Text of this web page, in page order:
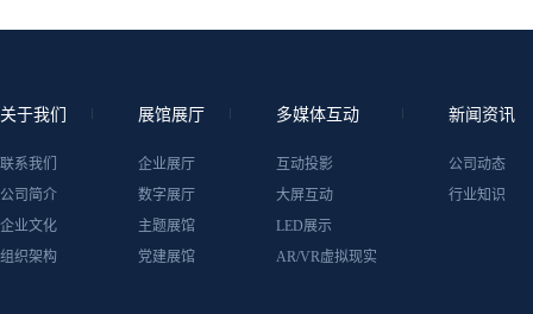
关于我们
联系我们
公司简介
企业文化
组织架构
展馆展厅
企业展厅
数字展厅
主题展馆
党建展馆
多媒体互动
互动投影
大屏互动
LED展示
AR/VR虚拟现实
新闻资讯
公司动态
行业知识